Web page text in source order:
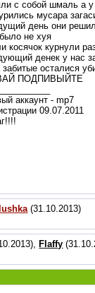
с собой шмаль а
мусара
день они
не хуя
косячок курнули
денек у нас
осталися
ПОДПИВЫЙТЕ
аккаунт - mp7
09.07.2011
(31.10.2013)
Flaffy